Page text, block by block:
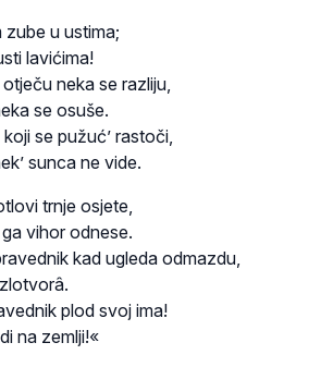
u ustima;
lavićima!
neka se razliju,
se osuše.
koji se pužuć’ rastoči,
sunca ne vide.
trnje osjete,
vihor odnese.
kad ugleda odmazdu,
plod svoj ima!
na zemlji!«